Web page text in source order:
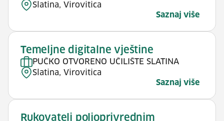
Slatina, Virovitica
Saznaj više
Temeljne digitalne vještine
PUČKO OTVORENO UČILIŠTE SLATINA
Slatina, Virovitica
Saznaj više
Rukovatelj poljoprivrednim